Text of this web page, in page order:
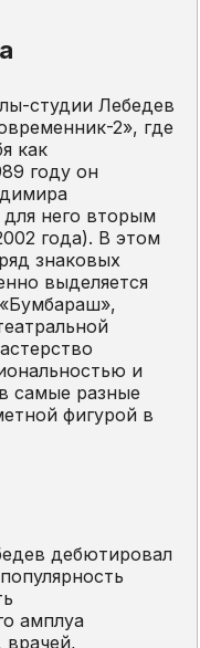
студии Лебедев
2», где
как
году он
него вторым
года). В этом
знаковых
выделяется
и
самые разные
фигурой в
дебютировал
амплуа
врачей,